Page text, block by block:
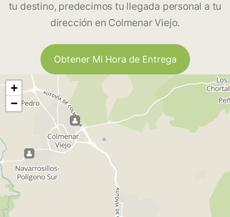
tu destino, predecimos tu llegada personal a tu
dirección en Colmenar Viejo.
Obtener Mi Hora de Entrega
+
−